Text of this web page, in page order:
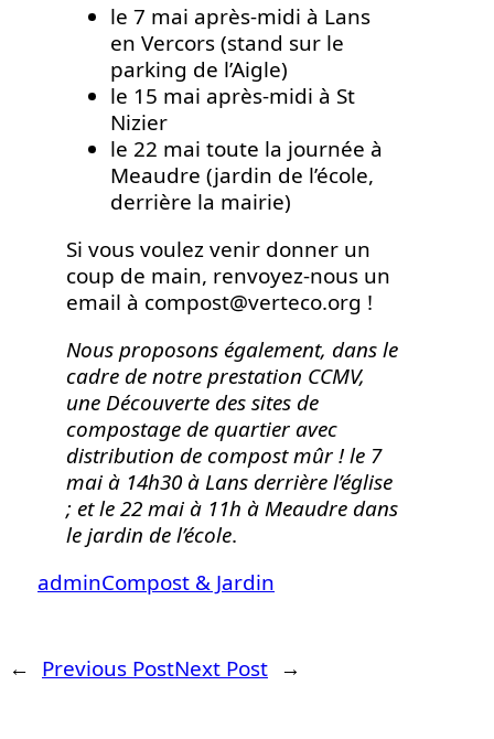
le 7 mai après-midi à Lans
en Vercors (stand sur le
parking de l’Aigle)
le 15 mai après-midi à St
Nizier
le 22 mai toute la journée à
Meaudre (jardin de l’école,
derrière la mairie)
Si vous voulez venir donner un
coup de main, renvoyez-nous un
email à compost@verteco.org !
Nous proposons également, dans le
cadre de notre prestation CCMV,
une Découverte des sites de
compostage de quartier avec
distribution de compost mûr ! le 7
mai à 14h30 à Lans derrière l’église
; et le 22 mai à 11h à Meaudre dans
le jardin de l’école.
adminCompost & Jardin
← Previous PostNext Post →